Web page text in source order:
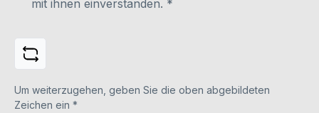
mit ihnen einverstanden. *
Um weiterzugehen, geben Sie die oben abgebildeten
Zeichen ein *